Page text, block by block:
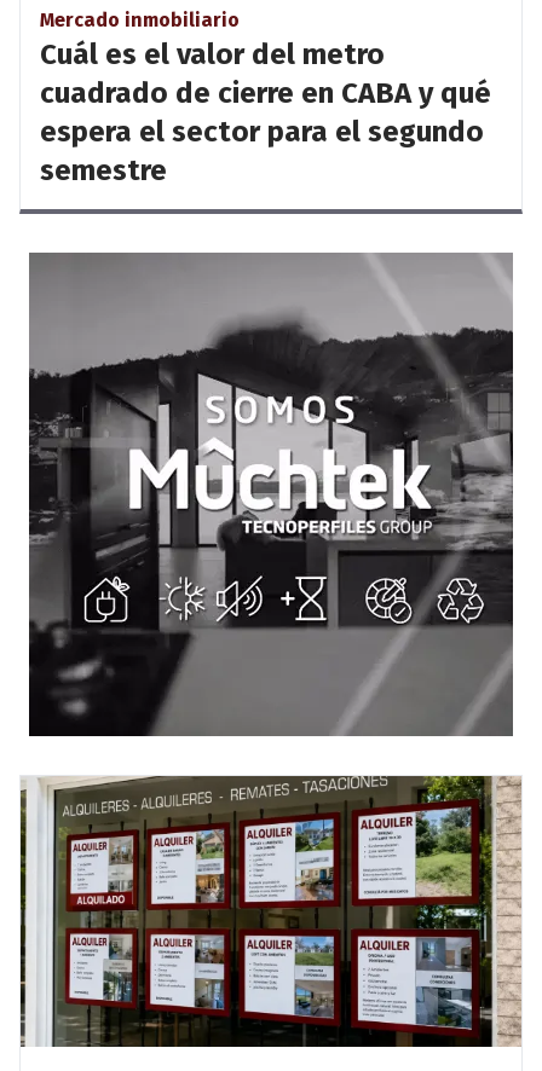
Mercado inmobiliario
Cuál es el valor del metro
cuadrado de cierre en CABA y qué
espera el sector para el segundo
semestre